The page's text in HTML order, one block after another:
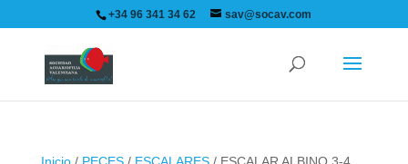
+34 96 341 34 62 sav@socav.com